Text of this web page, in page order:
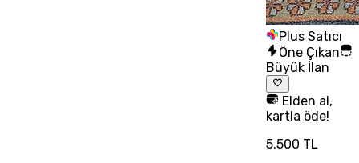
Plus Satıcı
Öne Çıkan
Büyük İlan
Elden al,
kartla öde!
5.500 TL